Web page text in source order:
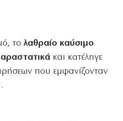
το λαθραίο καύσιμο
και κατέληγε
που εμφανίζονταν